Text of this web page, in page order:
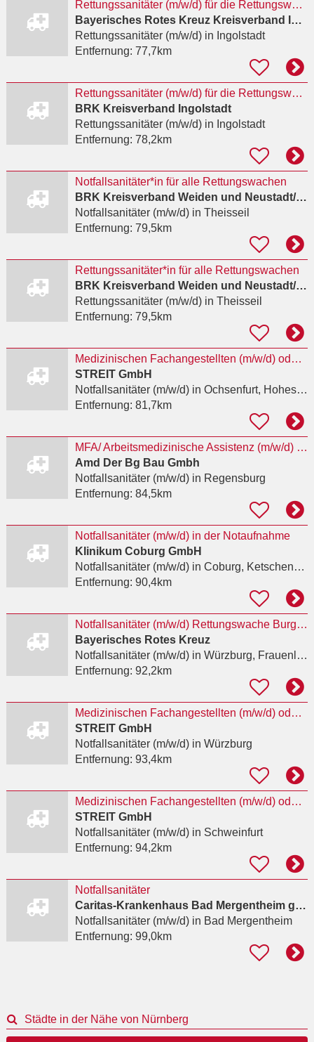
Rettungssanitäter (m/w/d) für die Rettungswache Mitte
Bayerisches Rotes Kreuz Kreisverband Ingolstadt
Rettungssanitäter (m/w/d)in Ingolstadt
Entfernung: 77,7km
Rettungssanitäter (m/w/d) für die Rettungswache Mitte
BRK Kreisverband Ingolstadt
Rettungssanitäter (m/w/d)in Ingolstadt
Entfernung: 78,2km
Notfallsanitäter*in für alle Rettungswachen
BRK Kreisverband Weiden und Neustadt/WN
Notfallsanitäter (m/w/d)in Theisseil
Entfernung: 79,5km
Rettungssanitäter*in für alle Rettungswachen
BRK Kreisverband Weiden und Neustadt/WN
Rettungssanitäter (m/w/d)in Theisseil
Entfernung: 79,5km
Medizinischen Fachangestellten (m/w/d) oder Notfallsanitäter (Rettungsassistent) (m/w/d)
STREIT GmbH
Notfallsanitäter (m/w/d)in Ochsenfurt, Hohestadt
Entfernung: 81,7km
MFA/ Arbeitsmedizinische Assistenz (m/w/d) befristet auf 2 Jahre
Amd Der Bg Bau Gmbh
Notfallsanitäter (m/w/d)in Regensburg
Entfernung: 84,5km
Notfallsanitäter (m/w/d) in der Notaufnahme
Klinikum Coburg GmbH
Notfallsanitäter (m/w/d)in Coburg, Ketschendorf
Entfernung: 90,4km
Notfallsanitäter (m/w/d) Rettungswache Burgsinn
Bayerisches Rotes Kreuz
Notfallsanitäter (m/w/d)in Würzburg, Frauenland
Entfernung: 92,2km
Medizinischen Fachangestellten (m/w/d) oder Notfallsanitäter (Rettungsassistent) (m/w/d)
STREIT GmbH
Notfallsanitäter (m/w/d)in Würzburg
Entfernung: 93,4km
Medizinischen Fachangestellten (m/w/d) oder Notfallsanitäter (Rettungsassistent) (m/w/d)
STREIT GmbH
Notfallsanitäter (m/w/d)in Schweinfurt
Entfernung: 94,2km
Notfallsanitäter
Caritas-Krankenhaus Bad Mergentheim gGmbH
Notfallsanitäter (m/w/d)in Bad Mergentheim
Entfernung: 99,0km
Städte in der Nähe von Nürnberg